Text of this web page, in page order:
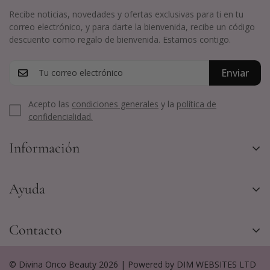
Recibe noticias, novedades y ofertas exclusivas para ti en tu
correo electrónico, y para darte la bienvenida, recibe un código
descuento como regalo de bienvenida. Estamos contigo.
Enviar
Acepto las condiciones generales y la política de
confidencialidad.
Información
Aviso Legal
Política de Privacidad y Cookies
Ayuda
Contacta con nosotros
Contacto
info@divinaoncobeauty.com
© Divina Onco Beauty 2026 | Powered by DIM WEBSITES LTD